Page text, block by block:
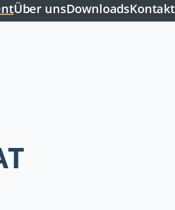
Über unsDownloadsKontakt